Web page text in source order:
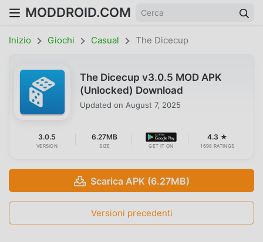
MODDROID.COM
Inizio Giochi Casual The Dicecup
The Dicecup v3.0.5 MOD APK
(Unlocked) Download
Updated on August 7, 2025
3.0.5
VERSION
6.27MB
SIZE GET IT ON
4.3 ★
1698 RATINGS
Scarica APK (6.27MB)
Versioni precedenti